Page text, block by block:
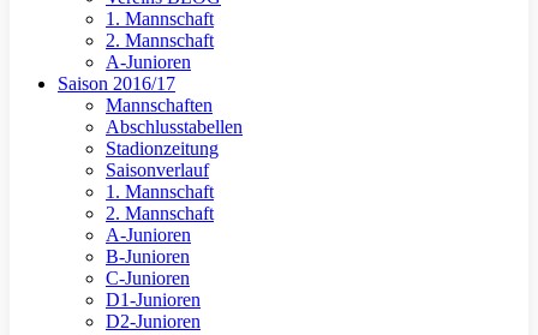
1. Mannschaft
2. Mannschaft
A-Junioren
Saison 2016/17
Mannschaften
Abschlusstabellen
Stadionzeitung
Saisonverlauf
1. Mannschaft
2. Mannschaft
A-Junioren
B-Junioren
C-Junioren
D1-Junioren
D2-Junioren